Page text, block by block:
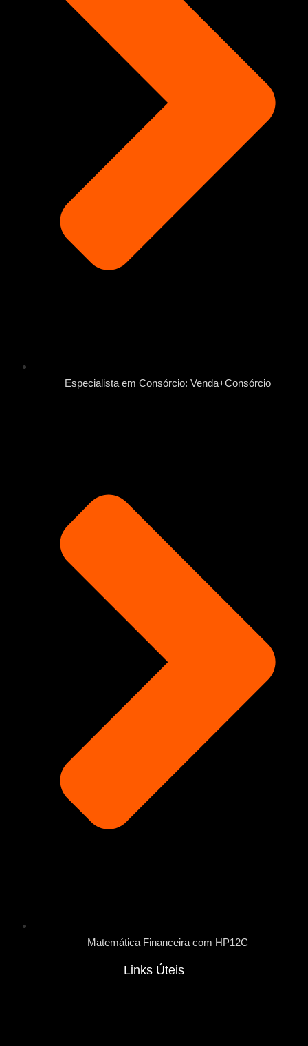
Especialista em Consórcio: Venda+Consórcio
Matemática Financeira com HP12C
Links Úteis